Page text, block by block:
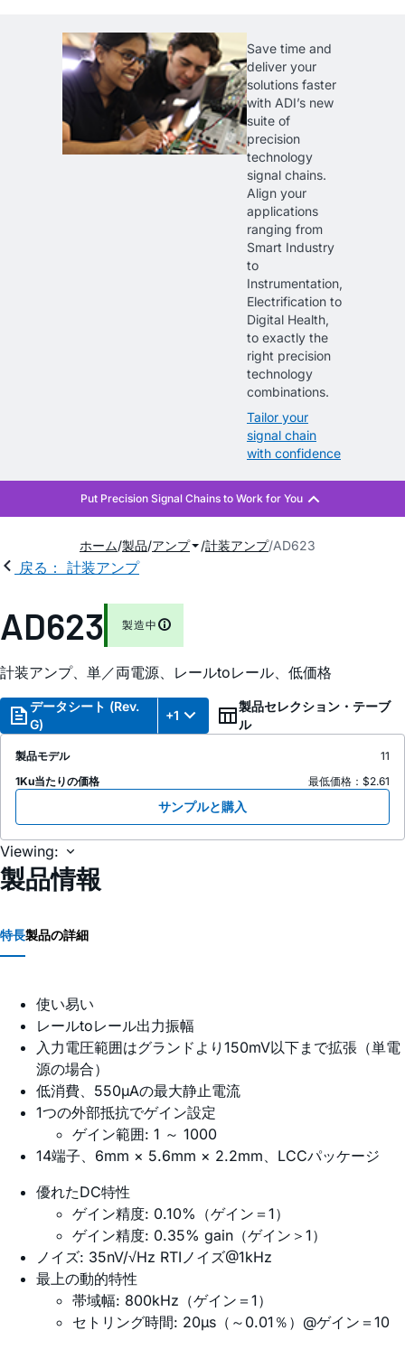
Save time and
deliver your
solutions faster
with ADI’s new
suite of
precision
technology
signal chains.
Align your
applications
ranging from
Smart Industry
to
Instrumentation,
Electrification to
Digital Health,
to exactly the
right precision
technology
combinations.
Tailor your
signal chain
with confidence
ホーム 製品 アンプ 計装アンプ AD623
戻る： 計装アンプ
AD623 製造中
計装アンプ、単／両電源、レールtoレール、低価格
データシート (Rev.
G)
+1
製品セレクション・テーブ
ル
製品モデル
11
1Ku当たりの価格
最低価格：$2.61
サンプルと購入
Viewing:
製品情報
特長製品の詳細
使い易い
レールtoレール出力振幅
入力電圧範囲はグランドより150mV以下まで拡張（単電
源の場合）
低消費、550µAの最大静止電流
1つの外部抵抗でゲイン設定
ゲイン範囲: 1 ～ 1000
14端子、6mm × 5.6mm × 2.2mm、LCCパッケージ
優れたDC特性
ゲイン精度: 0.10%（ゲイン＝1）
ゲイン精度: 0.35% gain（ゲイン＞1）
ノイズ: 35nV/√Hz RTIノイズ@1kHz
最上の動的特性
帯域幅: 800kHz（ゲイン＝1）
セトリング時間: 20µs（～0.01％）@ゲイン＝10